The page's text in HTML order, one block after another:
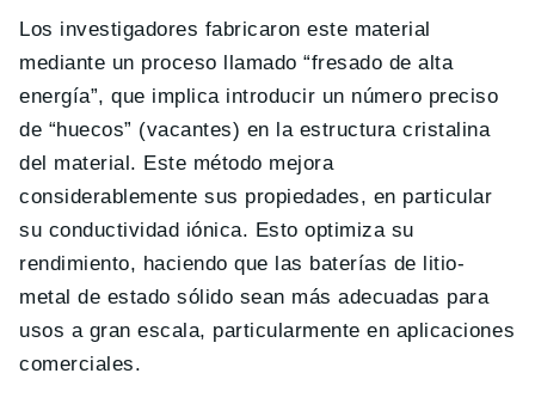
Los investigadores fabricaron este material
mediante un proceso llamado “fresado de alta
energía”, que implica introducir un número preciso
de “huecos” (vacantes) en la estructura cristalina
del material. Este método mejora
considerablemente sus propiedades, en particular
su conductividad iónica. Esto optimiza su
rendimiento, haciendo que las baterías de litio-
metal de estado sólido sean más adecuadas para
usos a gran escala, particularmente en aplicaciones
comerciales.